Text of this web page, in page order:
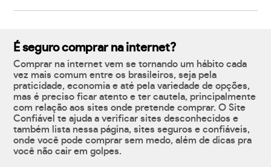
É seguro comprar na internet?
Comprar na internet vem se tornando um hábito cada
vez mais comum entre os brasileiros, seja pela
praticidade, economia e até pela variedade de opções,
mas é preciso ficar atento e ter cautela, principalmente
com relação aos sites onde pretende comprar. O Site
Confiável te ajuda a verificar sites desconhecidos e
também lista nessa página, sites seguros e confiáveis,
onde você pode comprar sem medo, além de dicas pra
você não cair em golpes.